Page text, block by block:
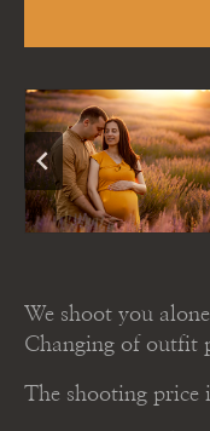
We shoot you
Changing of outfit
The shooting price